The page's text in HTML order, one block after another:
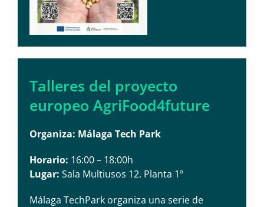
Talleres del proyecto
europeo AgriFood4future
Organiza: Málaga Tech Park
Horario: 16:00 – 18:00h
Lugar: Sala Multiusos 12. Planta 1ª
Málaga TechPark organiza una serie de